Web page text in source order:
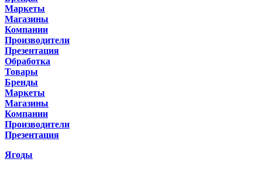
Маркеты
Магазины
Компании
Производители
Презентация
Обработка
Товары
Бренды
Маркеты
Магазины
Компании
Производители
Презентация
Ягоды